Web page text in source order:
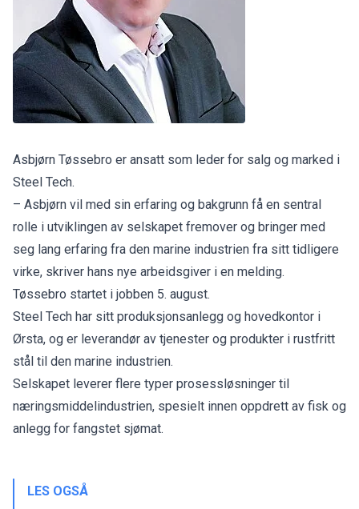
Asbjørn Tøssebro er ansatt som leder for salg og marked i
Steel Tech.
– Asbjørn vil med sin erfaring og bakgrunn få en sentral
rolle i utviklingen av selskapet fremover og bringer med
seg lang erfaring fra den marine industrien fra sitt tidligere
virke, skriver hans nye arbeidsgiver i en melding.
Tøssebro startet i jobben 5. august.
Steel Tech har sitt produksjonsanlegg og hovedkontor i
Ørsta, og er leverandør av tjenester og produkter i rustfritt
stål til den marine industrien.
Selskapet leverer flere typer prosessløsninger til
næringsmiddelindustrien, spesielt innen oppdrett av fisk og
anlegg for fangstet sjømat.
LES OGSÅ